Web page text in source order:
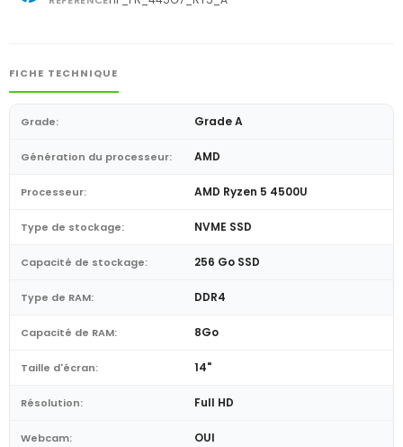
FICHE TECHNIQUE
Grade: Grade A
Génération du processeur: AMD
Processeur: AMD Ryzen 5 4500U
Type de stockage: NVME SSD
Capacité de stockage: 256 Go SSD
Type de RAM: DDR4
Capacité de RAM: 8Go
Taille d'écran: 14"
Résolution: Full HD
Webcam: OUI